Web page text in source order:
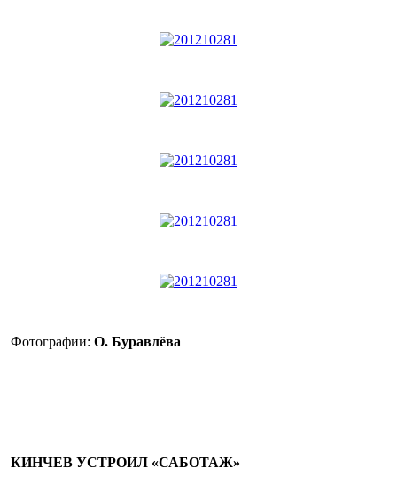
Фотографии: О. Буравлёва
КИНЧЕВ УСТРОИЛ «САБОТАЖ»